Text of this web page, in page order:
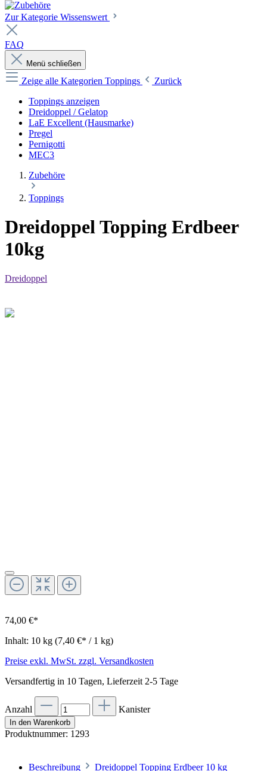
Zur Kategorie Wissenswert
FAQ
Menü schließen
Zeige alle Kategorien Toppings
Zurück
Toppings anzeigen
Dreidoppel / Gelatop
LaE Excellent (Hausmarke)
Pregel
Pernigotti
MEC3
Zubehöre
Toppings
Dreidoppel Topping Erdbeer
10kg
Dreidoppel
74,00 €*
Inhalt: 10 kg (7,40 €* / 1 kg)
Preise exkl. MwSt. zzgl. Versandkosten
Versandfertig in 10 Tagen, Lieferzeit 2-5 Tage
Anzahl Kanister
In den Warenkorb
Produktnummer: 1293
Beschreibung Dreidoppel Topping Erdbeer 10 kg